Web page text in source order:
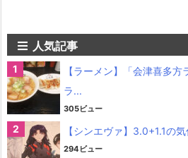
人気記事
【ラーメン】「会津喜多
ラ...
305ビュー
【シンエヴァ】3.0+1.1の
294ビュー